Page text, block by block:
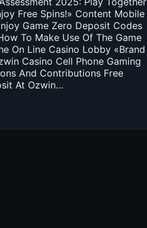
Free Spins!» Content Mobile
Game Zero Deposit Codes
To Make Use Of The Game
On Line Casino Lobby «Brand
Casino Cell Phone Gaming
And Contributions Free
At Ozwin…